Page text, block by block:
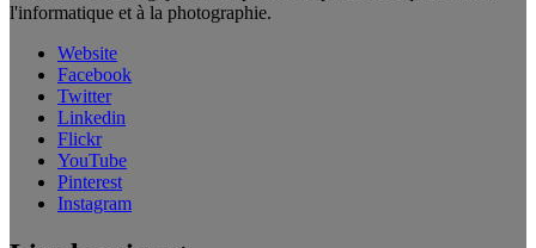
l'informatique et à la photographie.
Website
Facebook
Twitter
Linkedin
Flickr
YouTube
Pinterest
Instagram